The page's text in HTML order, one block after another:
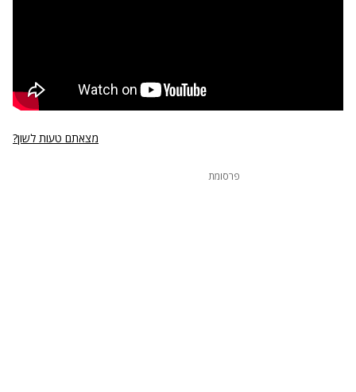
מצאתם טעות לשון?
פרסומת